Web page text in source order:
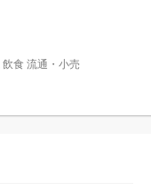
飲食 流通・小売